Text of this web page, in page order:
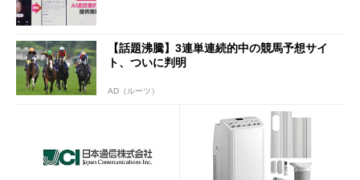
【話題沸騰】3連単連続的中の競馬予想サイ
ト、ついに判明
AD（ルーツ）